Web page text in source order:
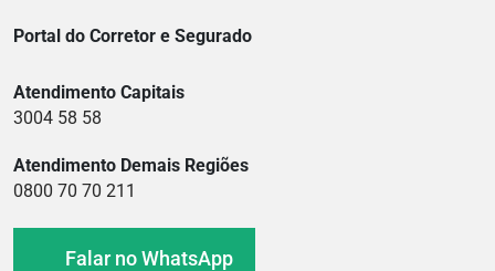
Portal do Corretor e Segurado
Atendimento Capitais
3004 58 58
Atendimento Demais Regiões
0800 70 70 211
Falar no WhatsApp